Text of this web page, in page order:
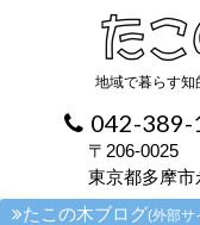
地域で暮らす知
042-389-
〒206-0025
東京都多摩市
たこの木ブログ(外部サ